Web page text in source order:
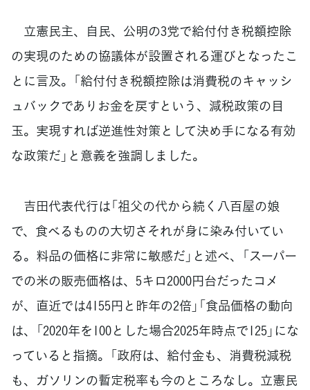
立憲民主、自民、公明の3党で給付付き税額控除
の実現のための協議体が設置される運びとなったこ
とに言及。「給付付き税額控除は消費税のキャッシ
ュバックでありお金を戻すという、減税政策の目
玉。実現すれば逆進性対策として決め手になる有効
な政策だ」と意義を強調しました。
吉田代表代行は「祖父の代から続く八百屋の娘
で、食べるものの大切さそれが身に染み付いてい
る。料品の価格に非常に敏感だ」と述べ、「スーパー
での米の販売価格は、5キロ2000円台だったコメ
が、直近では4155円と昨年の2倍」「食品価格の動向
は、「2020年を100とした場合2025年時点で125」にな
っていると指摘。「政府は、給付金も、消費税減税
も、ガソリンの暫定税率も今のところなし。立憲民